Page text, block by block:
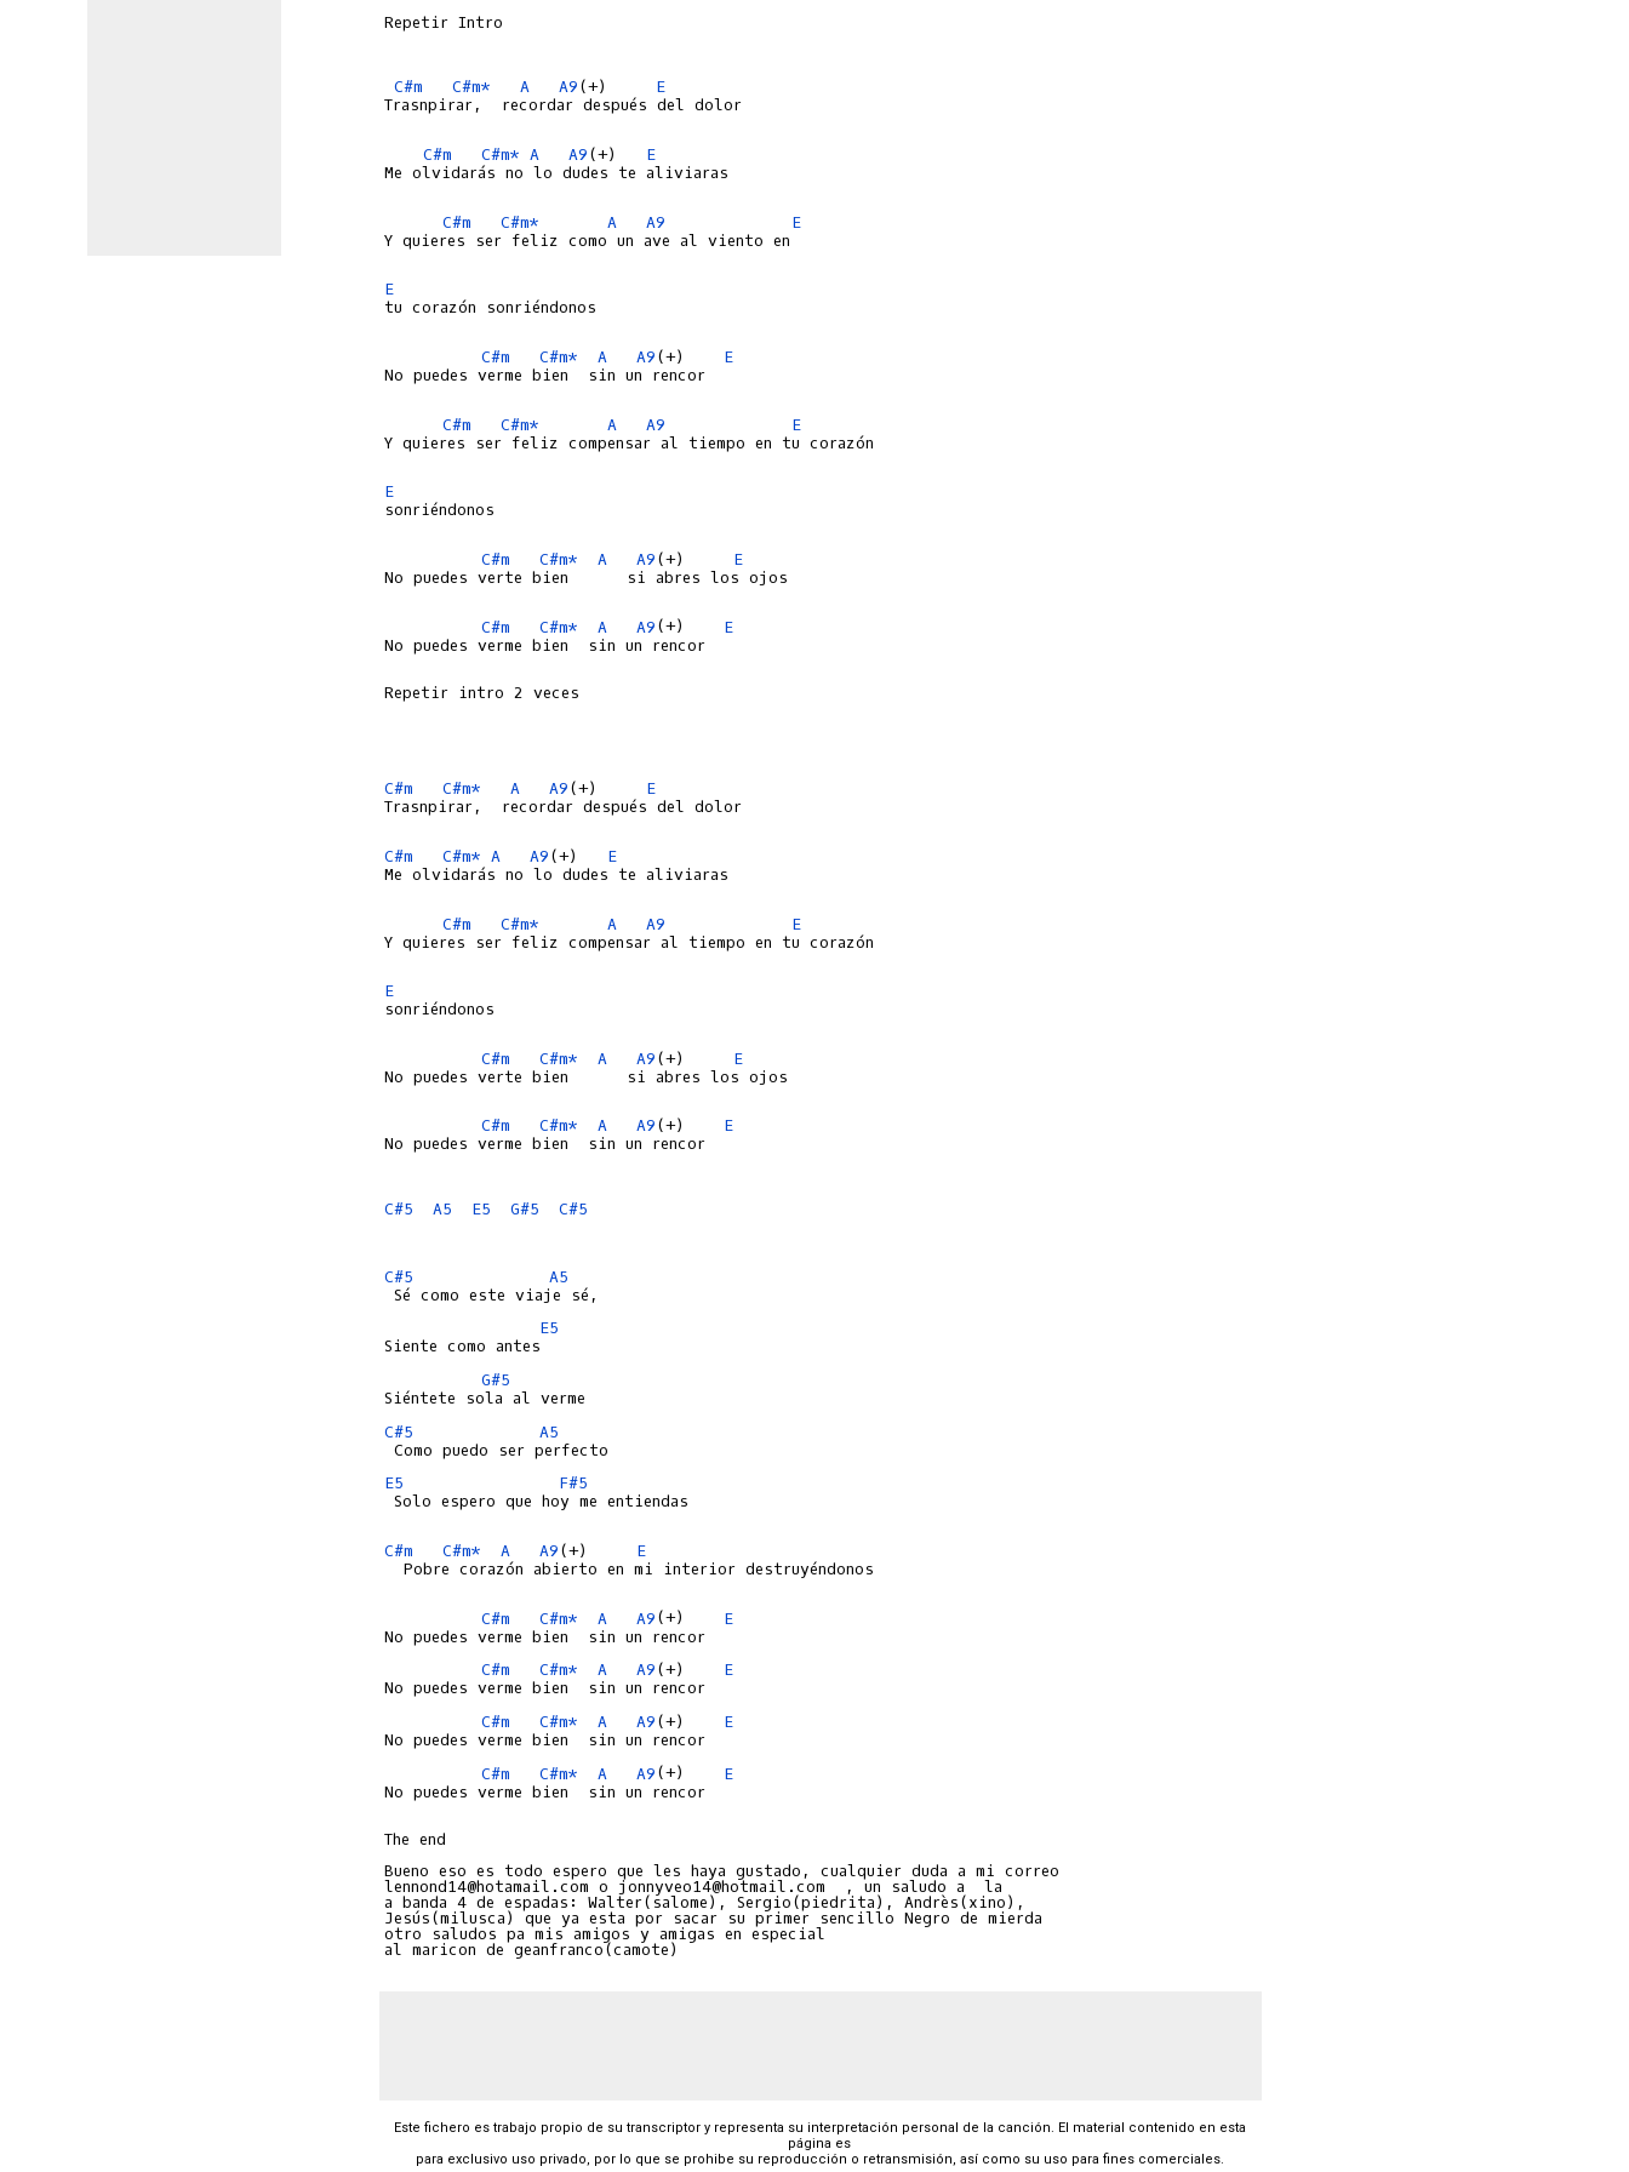
Repetir Intro
C#m C#m* A A9(+) E
Trasnpirar,  recordar después del dolor
C#m C#m* A A9(+) E
Me olvidarás no lo dudes te aliviaras
C#m C#m* A A9
E
Y quieres ser feliz como un ave al viento en
E
C#m C#m* A A9(+) E
No puedes verme bien  sin un rencor
C#m C#m* A A9
E
Y quieres ser feliz compensar al tiempo en tu corazón
E
C#m C#m* A A9(+) E
No puedes verte bien      si abres los ojos
C#m C#m* A A9(+) E
No puedes verme bien  sin un rencor
Repetir intro 2 veces
C#m C#m* A A9(+) E
Trasnpirar,  recordar después del dolor
C#m C#m* A A9(+) E
Me olvidarás no lo dudes te aliviaras
C#m C#m* A A9
E
Y quieres ser feliz compensar al tiempo en tu corazón
E
C#m C#m* A A9(+) E
No puedes verte bien      si abres los ojos
C#m C#m* A A9(+) E
No puedes verme bien  sin un rencor
C#5 A5 E5 G#5 C#5
C#5
A5
E5
G#5
C#5
A5
E5
F#5
Solo espero que hoy me entiendas
C#m C#m* A A9(+) E
  Pobre corazón abierto en mi interior destruyéndonos
C#m C#m* A A9(+) E
C#m
C#m* A A9(+) E
C#m
C#m* A A9(+) E
C#m
C#m* A A9(+) E
No puedes verme bien  sin un rencor
The end
Bueno eso es todo espero que les haya gustado, cualquier duda a mi correo
lennond14@hotamail.com o jonnyveo14@hotmail.com  , un saludo a  la
a banda 4 de espadas: Walter(salome), Sergio(piedrita), Andrès(xino),
Jesús(milusca) que ya esta por sacar su primer sencillo Negro de mierda
otro saludos pa mis amigos y amigas en especial
Este fichero es trabajo propio de su transcriptor y representa su interpretación personal de la canción. El material contenido en esta
página es
para exclusivo uso privado, por lo que se prohibe su reproducción o retransmisión, así como su uso para fines comerciales.